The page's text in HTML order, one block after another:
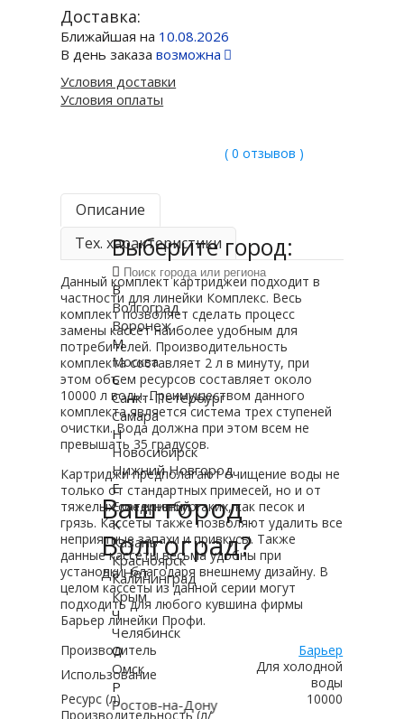
Доставка:
Ближайшая на 10.08.2026
В день заказавозможна
Условия доставки
Условия оплаты
( 0 отзывов )
Описание
Тех. характеристики
Данный комплект картриджей подходит в
частности для линейки Комплекс. Весь
комплект позволяет сделать процесс
замены кассет наиболее удобным для
потребителей. Производительность
комплекта составляет 2 л в минуту, при
этом объем ресурсов составляет около
10000 л воды. Преимуществом данного
комплекта является система трех ступеней
очистки. Вода должна при этом всем не
превышать 35 градусов.
Картриджи предполагают очищение воды не
только от стандартных примесей, но и от
тяжелых соединений таких, как песок и
грязь. Кассеты также позволяют удалить все
неприятные запахи и привкусы. Также
данные кассеты весьма удобны при
установки, благодаря внешнему дизайну. В
целом кассеты из данной серии могут
подходить для любого кувшина фирмы
Барьер линейки Профи.
Производитель
Барьер
Использование
Для холодной
воды
Ресурс (л)
10000
Производительность (л/
Ваш город
Волгоград?
Да Нет
Выберите город:
В
Волгоград
Воронеж
М
Москва
С
Санкт-Петербург
Самара
Н
Новосибирск
Нижний Новгород
Е
Екатеринбург
К
Казань
Красноярск
Калининград
Крым
Ч
Челябинск
О
Омск
Р
Ростов-на-Дону